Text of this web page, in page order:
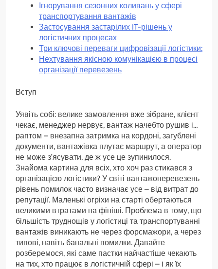
Ігнорування сезонних коливань у сфері
транспортування вантажів
Застосування застарілих IT-рішень у
логістичних процесах
Три ключові переваги цифровізації логістики:
Нехтування якісною комунікацією в процесі
організації перевезень
Вступ
Уявіть собі: велике замовлення вже зібране, клієнт
чекає, менеджер нервує, вантаж начебто рушив і…
раптом – внезапна затримка на кордоні, загублені
документи, вантажівка плутає маршрут, а оператор
не може з’ясувати, де ж усе це зупинилося.
Знайома картина для всіх, хто хоч раз стикався з
організацією логістики? У світі вантажоперевезень
рівень помилок часто визначає усе – від витрат до
репутації. Маленькі огріхи на старті обертаються
великими втратами на фініші. Проблема в тому, що
більшість труднощів у логістиці та транспортуванні
вантажів виникають не через форсмажори, а через
типові, навіть банальні помилки. Давайте
розберемося, які саме пастки найчастіше чекають
на тих, хто працює в логістичній сфері – і як їх